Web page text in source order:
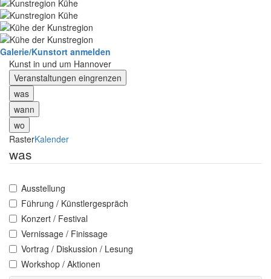
Galerie/Kunstort anmelden
Kunst in und um Hannover
Veranstaltungen eingrenzen
was
wann
wo
RasterKalender
was
Ausstellung
Führung / Künstlergespräch
Konzert / Festival
Vernissage / Finissage
Vortrag / Diskussion / Lesung
Workshop / Aktionen